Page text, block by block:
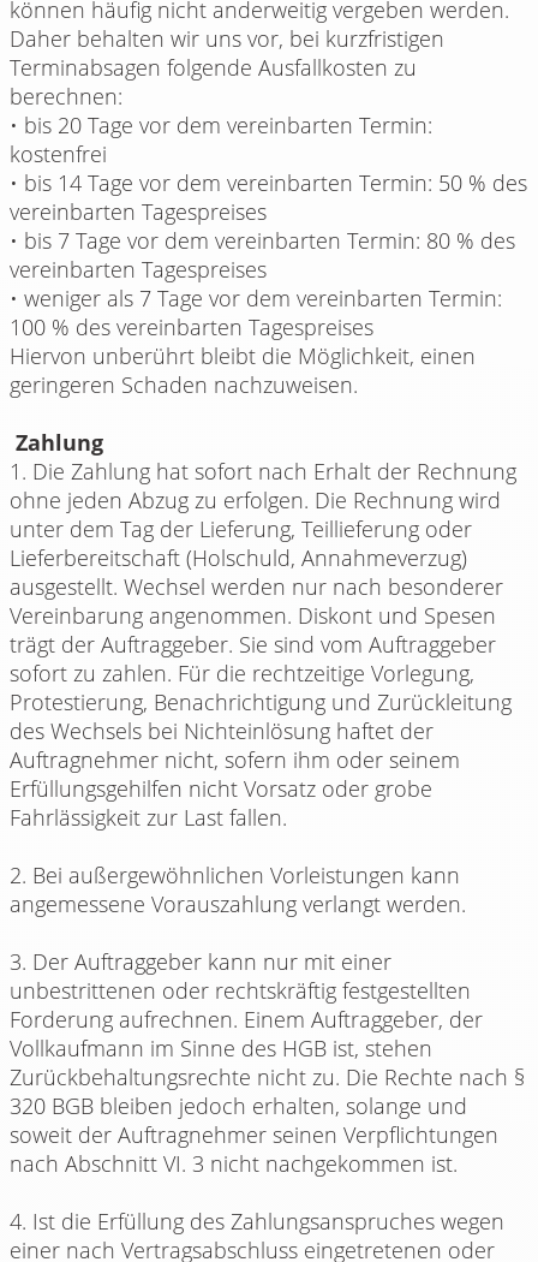
können häufig nicht anderweitig vergeben werden.
Daher behalten wir uns vor, bei kurzfristigen
Terminabsagen folgende Ausfallkosten zu
berechnen:
• bis 20 Tage vor dem vereinbarten Termin:
kostenfrei
• bis 14 Tage vor dem vereinbarten Termin: 50 % des
vereinbarten Tagespreises
• bis 7 Tage vor dem vereinbarten Termin: 80 % des
vereinbarten Tagespreises
• weniger als 7 Tage vor dem vereinbarten Termin:
100 % des vereinbarten Tagespreises
Hiervon unberührt bleibt die Möglichkeit, einen
geringeren Schaden nachzuweisen.
Zahlung
1. Die Zahlung hat sofort nach Erhalt der Rechnung
ohne jeden Abzug zu erfolgen. Die Rechnung wird
unter dem Tag der Lieferung, Teillieferung oder
Lieferbereitschaft (Holschuld, Annahmeverzug)
ausgestellt. Wechsel werden nur nach besonderer
Vereinbarung angenommen. Diskont und Spesen
trägt der Auftraggeber. Sie sind vom Auftraggeber
sofort zu zahlen. Für die rechtzeitige Vorlegung,
Protestierung, Benachrichtigung und Zurückleitung
des Wechsels bei Nichteinlösung haftet der
Auftragnehmer nicht, sofern ihm oder seinem
Erfüllungsgehilfen nicht Vorsatz oder grobe
Fahrlässigkeit zur Last fallen.
2. Bei außergewöhnlichen Vorleistungen kann
angemessene Vorauszahlung verlangt werden.
3. Der Auftraggeber kann nur mit einer
unbestrittenen oder rechtskräftig festgestellten
Forderung aufrechnen. Einem Auftraggeber, der
Vollkaufmann im Sinne des HGB ist, stehen
Zurückbehaltungsrechte nicht zu. Die Rechte nach §
320 BGB bleiben jedoch erhalten, solange und
soweit der Auftragnehmer seinen Verpflichtungen
nach Abschnitt VI. 3 nicht nachgekommen ist.
4. Ist die Erfüllung des Zahlungsanspruches wegen
einer nach Vertragsabschluss eingetretenen oder